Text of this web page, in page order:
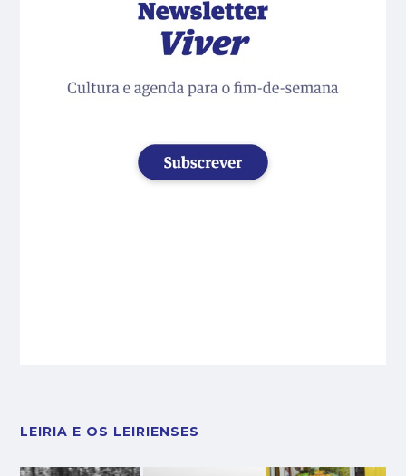
LEIRIA E OS LEIRIENSES